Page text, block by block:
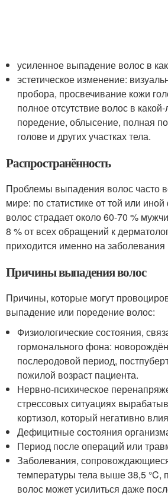
усиленное выпадение волос в
эстетическое изменение:
пробора, просвечивание кожи
полное отсутствие волос в
поредение, облысение, полная
голове и других участках тела.
Распространённость
Проблемы выпадения волос часто
мире: по статистике от той или
волос страдает около 60-70 %
8 % от всех обращений к
приходится именно на заболевания
Причины выпадения волос
Причины, которые могут
выпадение или поредение волос:
Физиологические состояния,
гормонального фона:
послеродовой период,
пожилой возраст пациента.
Нервно-психическое
стрессовых ситуациях
кортизол, который негативно
Дефицитные состояния
Период после операций или
Заболевания,
температуры тела выше 38,5 °C,
волос может усилиться даже